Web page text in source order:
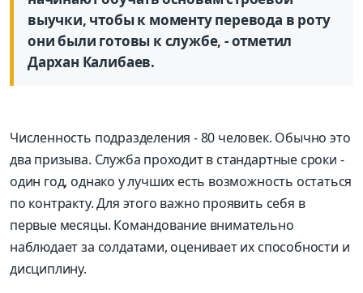
выучки, чтобы к моменту перевода в роту
они были готовы к службе, - отметил
Дархан Калибаев.
Численность подразделения - 80 человек. Обычно это
два призыва. Служба проходит в стандартные сроки -
один год, однако у лучших есть возможность остаться
по контракту. Для этого важно проявить себя в
первые месяцы. Командование внимательно
наблюдает за солдатами, оценивает их способности и
дисциплину.